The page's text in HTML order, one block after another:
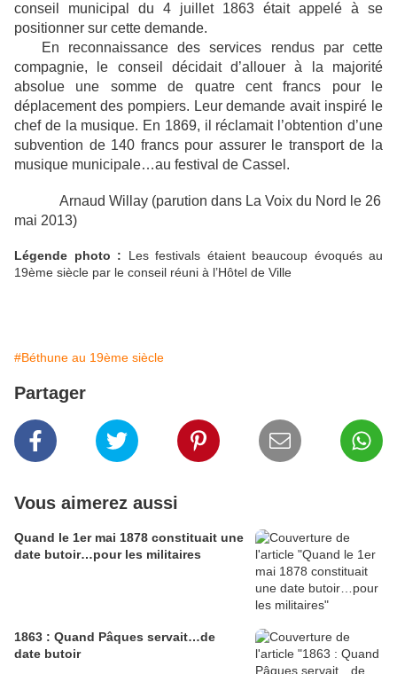
conseil municipal du 4 juillet 1863 était appelé à se
positionner sur cette demande.
En reconnaissance des services rendus par cette
compagnie, le conseil décidait d’allouer à la majorité
absolue une somme de quatre cent francs pour le
déplacement des pompiers. Leur demande avait inspiré le
chef de la musique. En 1869, il réclamait l’obtention d’une
subvention de 140 francs pour assurer le transport de la
musique municipale…au festival de Cassel.
Arnaud Willay (parution dans La Voix du Nord le 26
mai 2013)
Légende photo : Les festivals étaient beaucoup évoqués au
19ème siècle par le conseil réuni à l’Hôtel de Ville
#Béthune au 19ème siècle
Partager
Vous aimerez aussi
Quand le 1er mai 1878 constituait une
date butoir…pour les militaires
1863 : Quand Pâques servait…de
date butoir